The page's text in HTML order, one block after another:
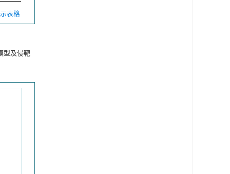
表格
型及侵靶